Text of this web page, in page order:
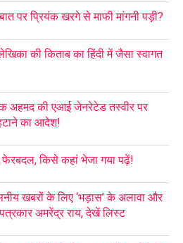
पर प्रियंक खरगे से माफी मांगनी पड़ी?
की किताब का हिंदी में जैसा स्वागत
अहमद की एआई जेनरेटेड तस्वीर पर
का आदेश!
किसे कहां भेजा गया पढ़ें!
खबरों के लिए ‘भड़ास’ के अलावा और
अमरेंद्र राय, देखें लिस्ट